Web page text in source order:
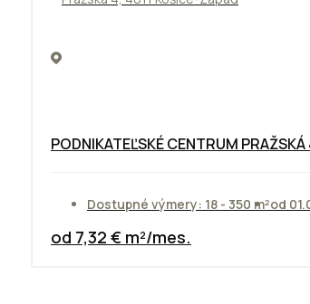
PODNIKATEĽSKÉ CENTRUM PRAŽSKÁ
Dostupné výmery: 18 - 350 m²od
od 7,32 € m²/mes.